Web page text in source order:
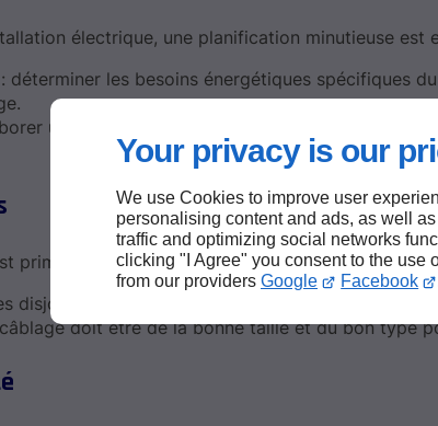
Your privacy is our
We use Cookies to improve user
personalising content and ads, as well
traffic and optimizing social networks
clicking "I Agree" you consent to the use
from our providers Google Facebook
électrique, une planification minutieuse est
déterminer les besoins énergétiques spécifiques
un schéma électrique détaillé qui prend en
primordiale dans toute installation électrique. Les
disjoncteurs adaptés qui protègent contre les
doit être de la bonne taille et du bon type